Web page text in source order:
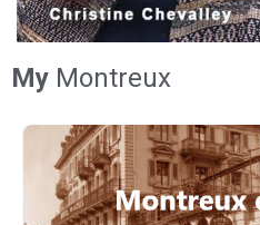
My Montreux